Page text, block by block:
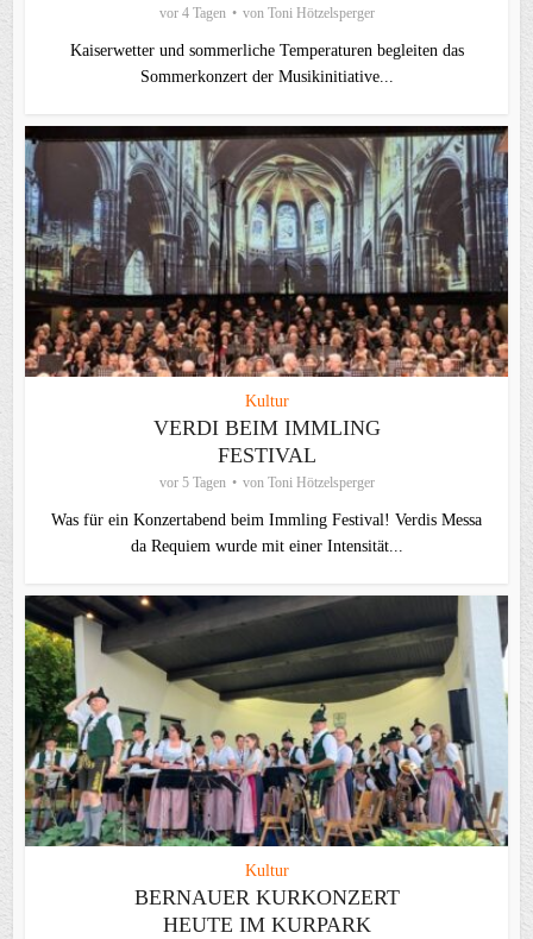
vor 4 Tagen von Toni Hötzelsperger
Kaiserwetter und sommerliche Temperaturen begleiten das
Sommerkonzert der Musikinitiative...
Kultur
VERDI BEIM IMMLING
FESTIVAL
vor 5 Tagen von Toni Hötzelsperger
Was für ein Konzertabend beim Immling Festival! Verdis Messa
da Requiem wurde mit einer Intensität...
Kultur
BERNAUER KURKONZERT
HEUTE IM KURPARK